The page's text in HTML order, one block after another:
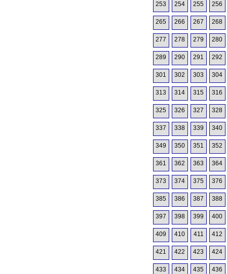
253 254 255 256
265 266 267 268
277 278 279 280
289 290 291 292
301 302 303 304
313 314 315 316
325 326 327 328
337 338 339 340
349 350 351 352
361 362 363 364
373 374 375 376
385 386 387 388
397 398 399 400
409 410 411 412
421 422 423 424
433 434 435 436